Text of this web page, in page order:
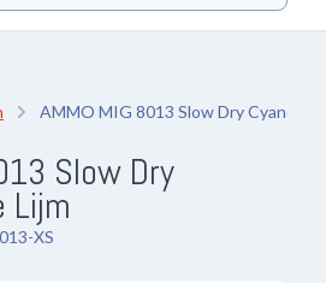
AMMO MIG 8013 Slow Dry
Slow Dry
Lijm
XS